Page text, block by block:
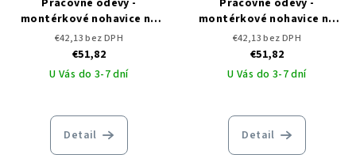
montérkové nohavice na
traky ARDON VISION -
predĺžené
€42,13 bez DPH
€51,82
U Vás do 3-7 dní
Detail
montérkové nohavice na
traky ARDON VISION -
skrátené
€42,13 bez DPH
€51,82
U Vás do 3-7 dní
Detail